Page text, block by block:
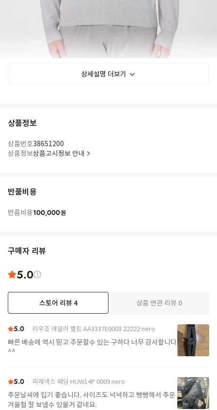
상세설명 더보기
상품정보
상품번호38651200
상품정보상품고시정보 안내
반품비용
반품비용100,000원
구매자 리뷰
5.0
스토어 리뷰 4 상품 연관 리뷰 0
5.0 리우조 레귤러 벨트 AA3337E0003 22222 nero
빠른 배송에 역시 믿고 주문할수 있는 구하다 너무 감사합니다
^^
5.0 피레넥스 패딩 HUW14P 0009 nero
추운날씨에 입기 좋습니다. 사이즈도 넉넉하고 빵빵해서 추운
겨울철 잘 보낼수 있을거 같네요.